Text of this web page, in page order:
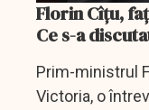
Florin Cîțu,
Ce s-a
Prim-ministrul
Victoria, o